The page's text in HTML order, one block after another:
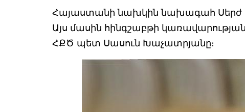
Հայաստանի նախկին նախագահ Սերժ
Այս մասին հինգշաբթի
ՀՔԾ պետ Սասուն Խաչատրյանը։